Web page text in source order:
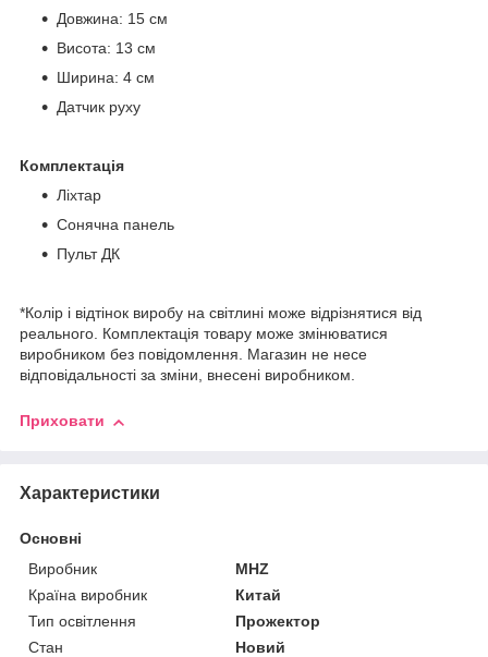
Довжина: 15 см
Висота: 13 см
Ширина: 4 см
Датчик руху
Комплектація
Ліхтар
Сонячна панель
Пульт ДК
*Колір і відтінок виробу на світлині може відрізнятися від
реального. Комплектація товару може змінюватися
виробником без повідомлення. Магазин не несе
відповідальності за зміни, внесені виробником.
Приховати
Характеристики
Основні
Виробник
MHZ
Країна виробник
Китай
Тип освітлення
Прожектор
Стан
Новий